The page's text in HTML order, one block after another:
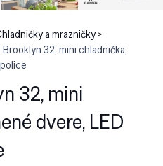
a mrazničky >
32, mini chladnička,
32, mini
dvere, LED